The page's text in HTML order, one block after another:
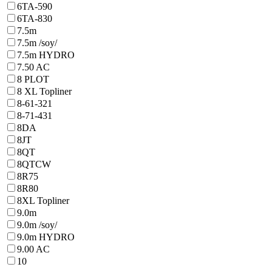
6TA-590
6TA-830
7.5m
7.5m /soy/
7.5m HYDRO
7.50 AC
8 PLOT
8 XL Topliner
8-61-321
8-71-431
8DA
8JT
8QT
8QTCW
8R75
8R80
8XL Topliner
9.0m
9.0m /soy/
9.0m HYDRO
9.00 AC
10